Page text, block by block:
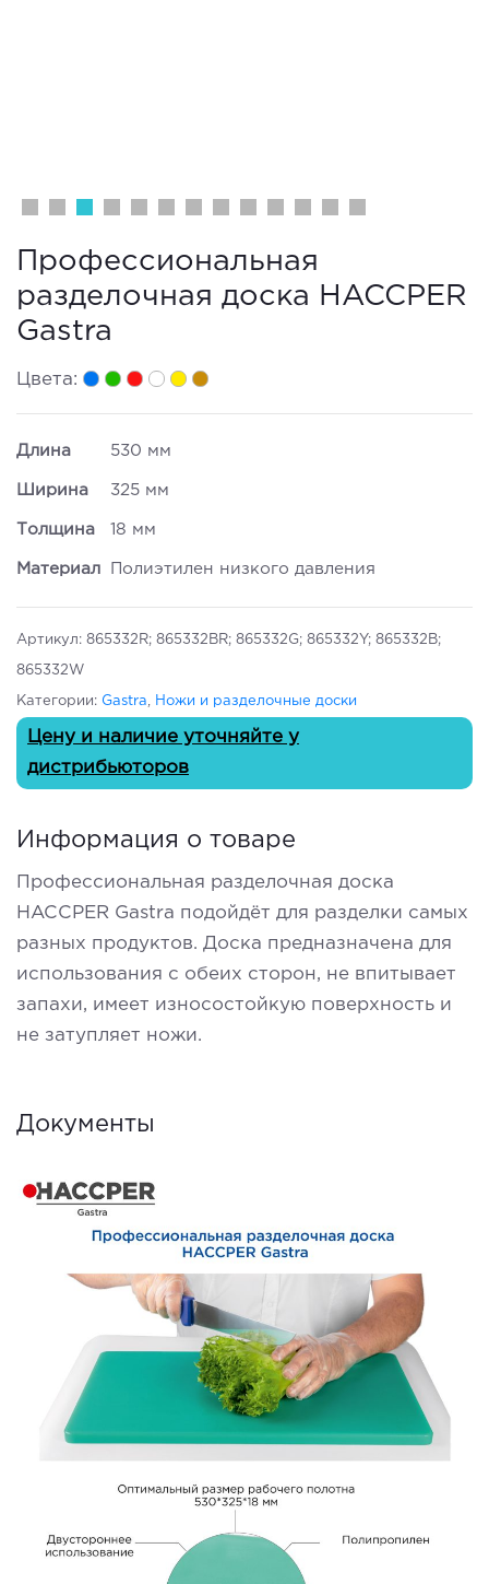
Профессиональная
разделочная доска HACCPER
Gastra
Цвета:
Длина 530 мм
Ширина 325 мм
Толщина 18 мм
Материал Полиэтилен низкого давления
Артикул: 865332R; 865332BR; 865332G; 865332Y; 865332B;
865332W
Категории: Gastra Ножи и разделочные доски
Цену и наличие уточняйте у
дистрибьюторов
Информация о товаре
Профессиональная разделочная доска
HACCPER Gastra подойдёт для разделки самых
разных продуктов. Доска предназначена для
использования с обеих сторон, не впитывает
запахи, имеет износостойкую поверхность и
не затупляет ножи.
Документы